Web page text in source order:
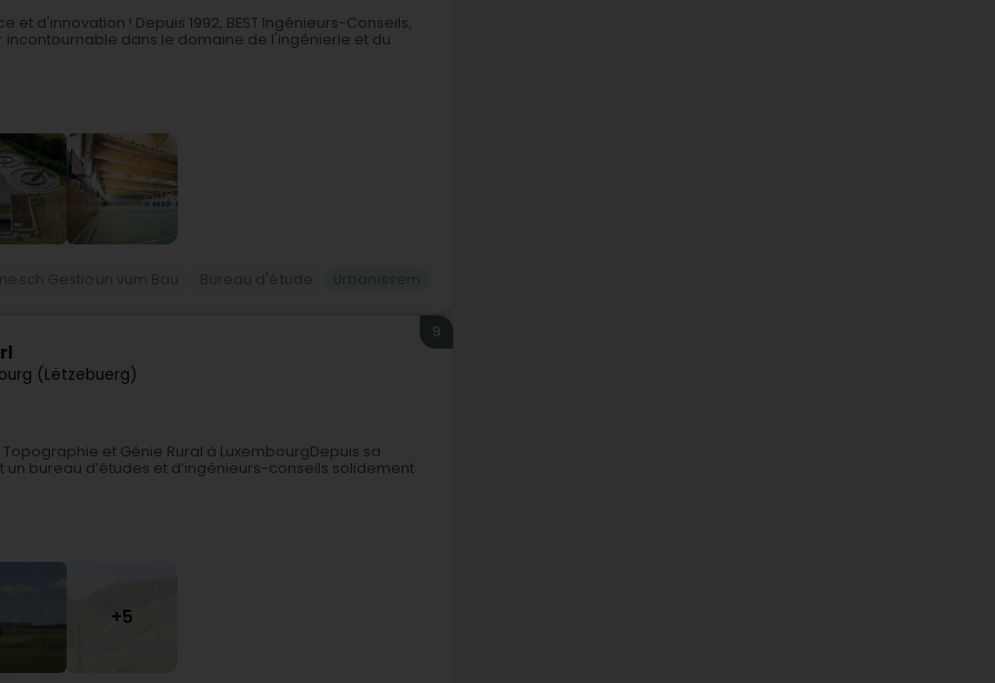
et d'innovation ! Depuis 1992, BEST Ingénieurs-Conseils,
dans le domaine de l'ingénierie et du
(Lëtzebuerg)
9
et Génie Rural à LuxembourgDepuis sa
un bureau d’études et d’ingénieurs-conseils solidement
+5